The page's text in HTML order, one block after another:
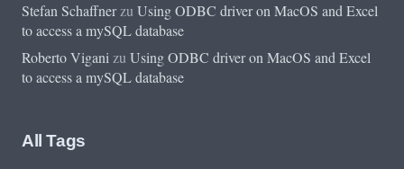
Stefan SchaffnerzuUsing ODBC driver on MacOS and Excel
to access a mySQL database
Roberto ViganizuUsing ODBC driver on MacOS and Excel
to access a mySQL database
All Tags